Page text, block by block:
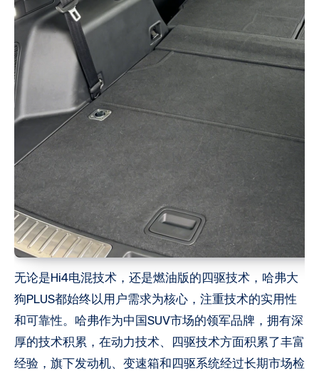
无论是Hi4电混技术，还是燃油版的四驱技术，哈弗大
狗PLUS都始终以用户需求为核心，注重技术的实用性
和可靠性。哈弗作为中国SUV市场的领军品牌，拥有深
厚的技术积累，在动力技术、四驱技术方面积累了丰富
经验，旗下发动机、变速箱和四驱系统经过长期市场检